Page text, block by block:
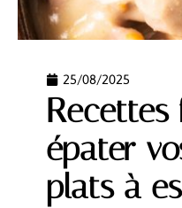
25/08/2025
Recettes
épater
plats à